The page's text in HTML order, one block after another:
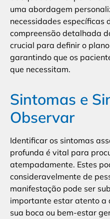
uma abordagem
necessidades específicas
compreensão detalhada
crucial para definir o
garantindo que os
que necessitam.
Sintomas e
Observar
Identificar os sintomas
profunda é vital para
atempadamente. Estes
consideravelmente de
manifestação pode ser
importante estar atento a
sua boca ou bem-estar